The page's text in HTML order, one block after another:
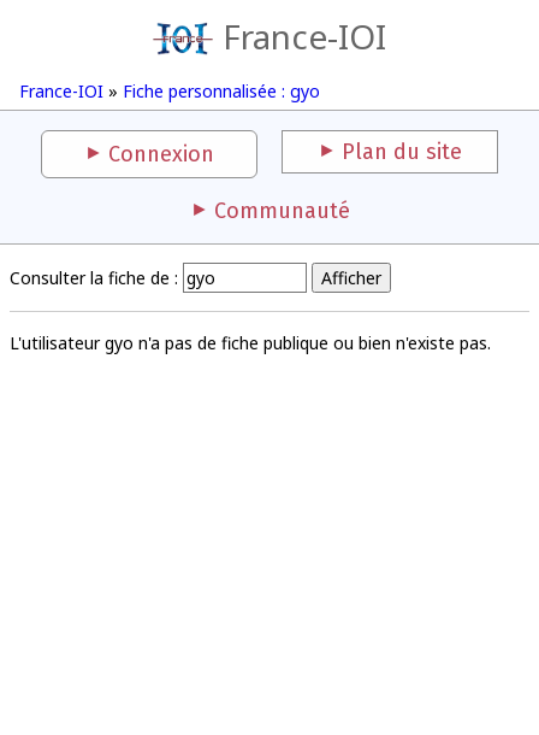
France-IOI
France-IOI » Fiche personnalisée : gyo
Connexion Plan du site
Communauté
Consulter la fiche de :
L'utilisateur gyo n'a pas de fiche publique ou bien n'existe pas.